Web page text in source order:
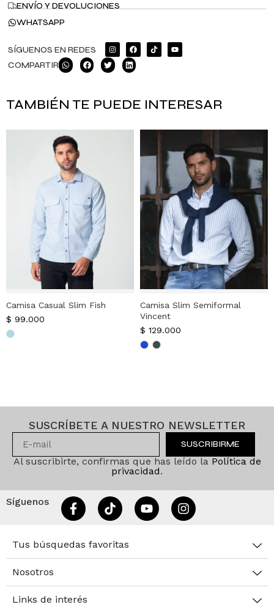
ENVÍO Y DEVOLUCIONES
WHATSAPP
SÍGUENOS EN REDES
COMPARTIR
TAMBIÉN TE PUEDE INTERESAR
Camisa Casual Slim Fish
$ 99.000
Camisa Slim Semiformal
Vincent
$ 129.000
SUSCRÍBETE A NUESTRO NEWSLETTER
SUSCRIBIRME
Al suscribirte, confirmas que has leído la Política de
privacidad.
Síguenos
Tus búsquedas favoritas
Nosotros
Links de interés